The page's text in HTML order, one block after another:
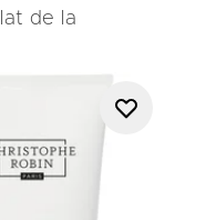
de la